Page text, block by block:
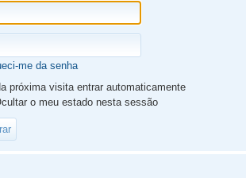
me da senha
próxima visita entrar automaticamente
o meu estado nesta sessão